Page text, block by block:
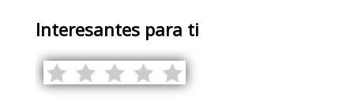
Interesantes para ti